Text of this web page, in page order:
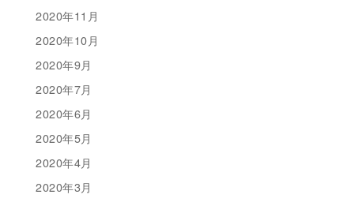
2020年11月
2020年10月
2020年9月
2020年7月
2020年6月
2020年5月
2020年4月
2020年3月